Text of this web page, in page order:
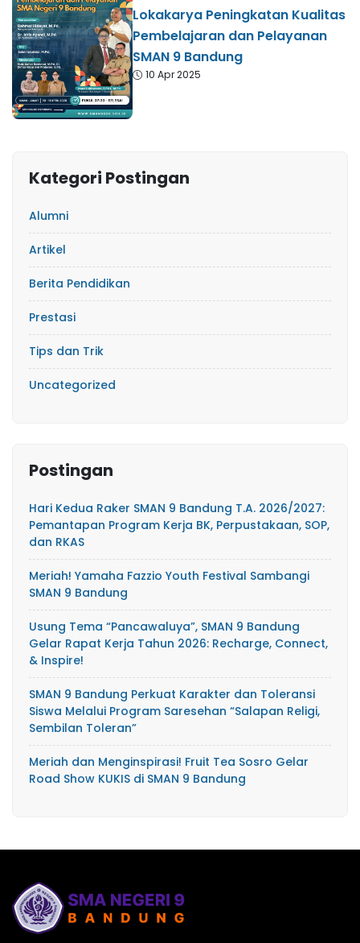
Lokakarya Peningkatan Kualitas
Pembelajaran dan Pelayanan
SMAN 9 Bandung
10 Apr 2025
Kategori Postingan
Alumni
Artikel
Berita Pendidikan
Prestasi
Tips dan Trik
Uncategorized
Postingan
Hari Kedua Raker SMAN 9 Bandung T.A. 2026/2027:
Pemantapan Program Kerja BK, Perpustakaan, SOP,
dan RKAS
Meriah! Yamaha Fazzio Youth Festival Sambangi
SMAN 9 Bandung
Usung Tema “Pancawaluya”, SMAN 9 Bandung
Gelar Rapat Kerja Tahun 2026: Recharge, Connect,
& Inspire!
SMAN 9 Bandung Perkuat Karakter dan Toleransi
Siswa Melalui Program Saresehan “Salapan Religi,
Sembilan Toleran”
Meriah dan Menginspirasi! Fruit Tea Sosro Gelar
Road Show KUKIS di SMAN 9 Bandung